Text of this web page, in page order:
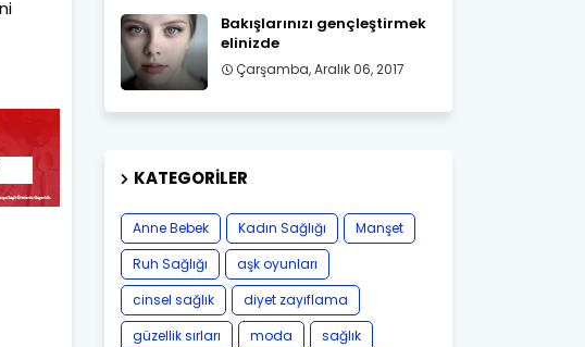
Bakışlarınızı gençleştirmek
elinizde
Çarşamba, Aralık 06, 2017
KATEGORILER
Anne Bebek Kadın Sağlığı
Manşet
Ruh Sağlığı
aşk oyunları
cinsel sağlık
diyet zayıflama
güzellik sırları
moda
sağlık